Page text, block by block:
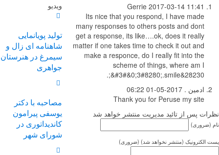
Gerrie 2017-03-14 11:41
Its nice that you respond, I have made
many responses to others posts and dont
get a response, its like….ok, does it really
matter if one takes time to check it out and
make a responce, do I really fit into the
scheme of things, where am I
&#3#&0;3#8280;.smile&28230;.
ادمین . 2017-05-01 06:22
Thank you for Peruse my site
پس از تائید مدیریت منتشر خواهد شد
(منتشر نخواهد شد) (ضروری)
ویدیو
تولید پویانمایی
شاهنامه ای زال و
سیمرغ در هنرستان
جواهری
مصاحبه با دکتر
یوسفی پیرامون
کاندیداتوری در
شورای شهر